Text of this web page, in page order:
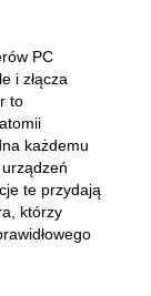
PC
i złącza
to
każdemu
te przydają
którzy